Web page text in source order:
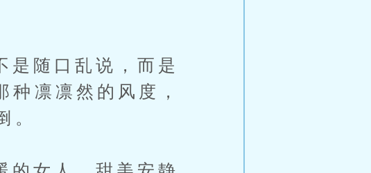
随口乱说，而是
凛凛然的风度，
。